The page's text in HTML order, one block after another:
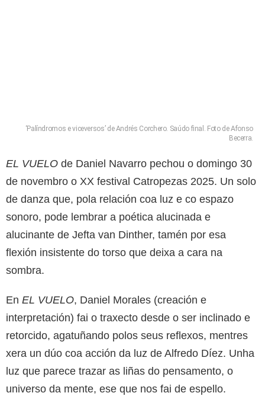
‘Palíndromos e viceversos’ de Andrés Corchero. Saúdo final. Foto de Afonso
Becerra.
EL VUELO de Daniel Navarro pechou o domingo 30
de novembro o XX festival Catropezas 2025. Un solo
de danza que, pola relación coa luz e co espazo
sonoro, pode lembrar a poética alucinada e
alucinante de Jefta van Dinther, tamén por esa
flexión insistente do torso que deixa a cara na
sombra.
En EL VUELO, Daniel Morales (creación e
interpretación) fai o traxecto desde o ser inclinado e
retorcido, agatuñando polos seus reflexos, mentres
xera un dúo coa acción da luz de Alfredo Díez. Unha
luz que parece trazar as liñas do pensamento, o
universo da mente, ese que nos fai de espello.